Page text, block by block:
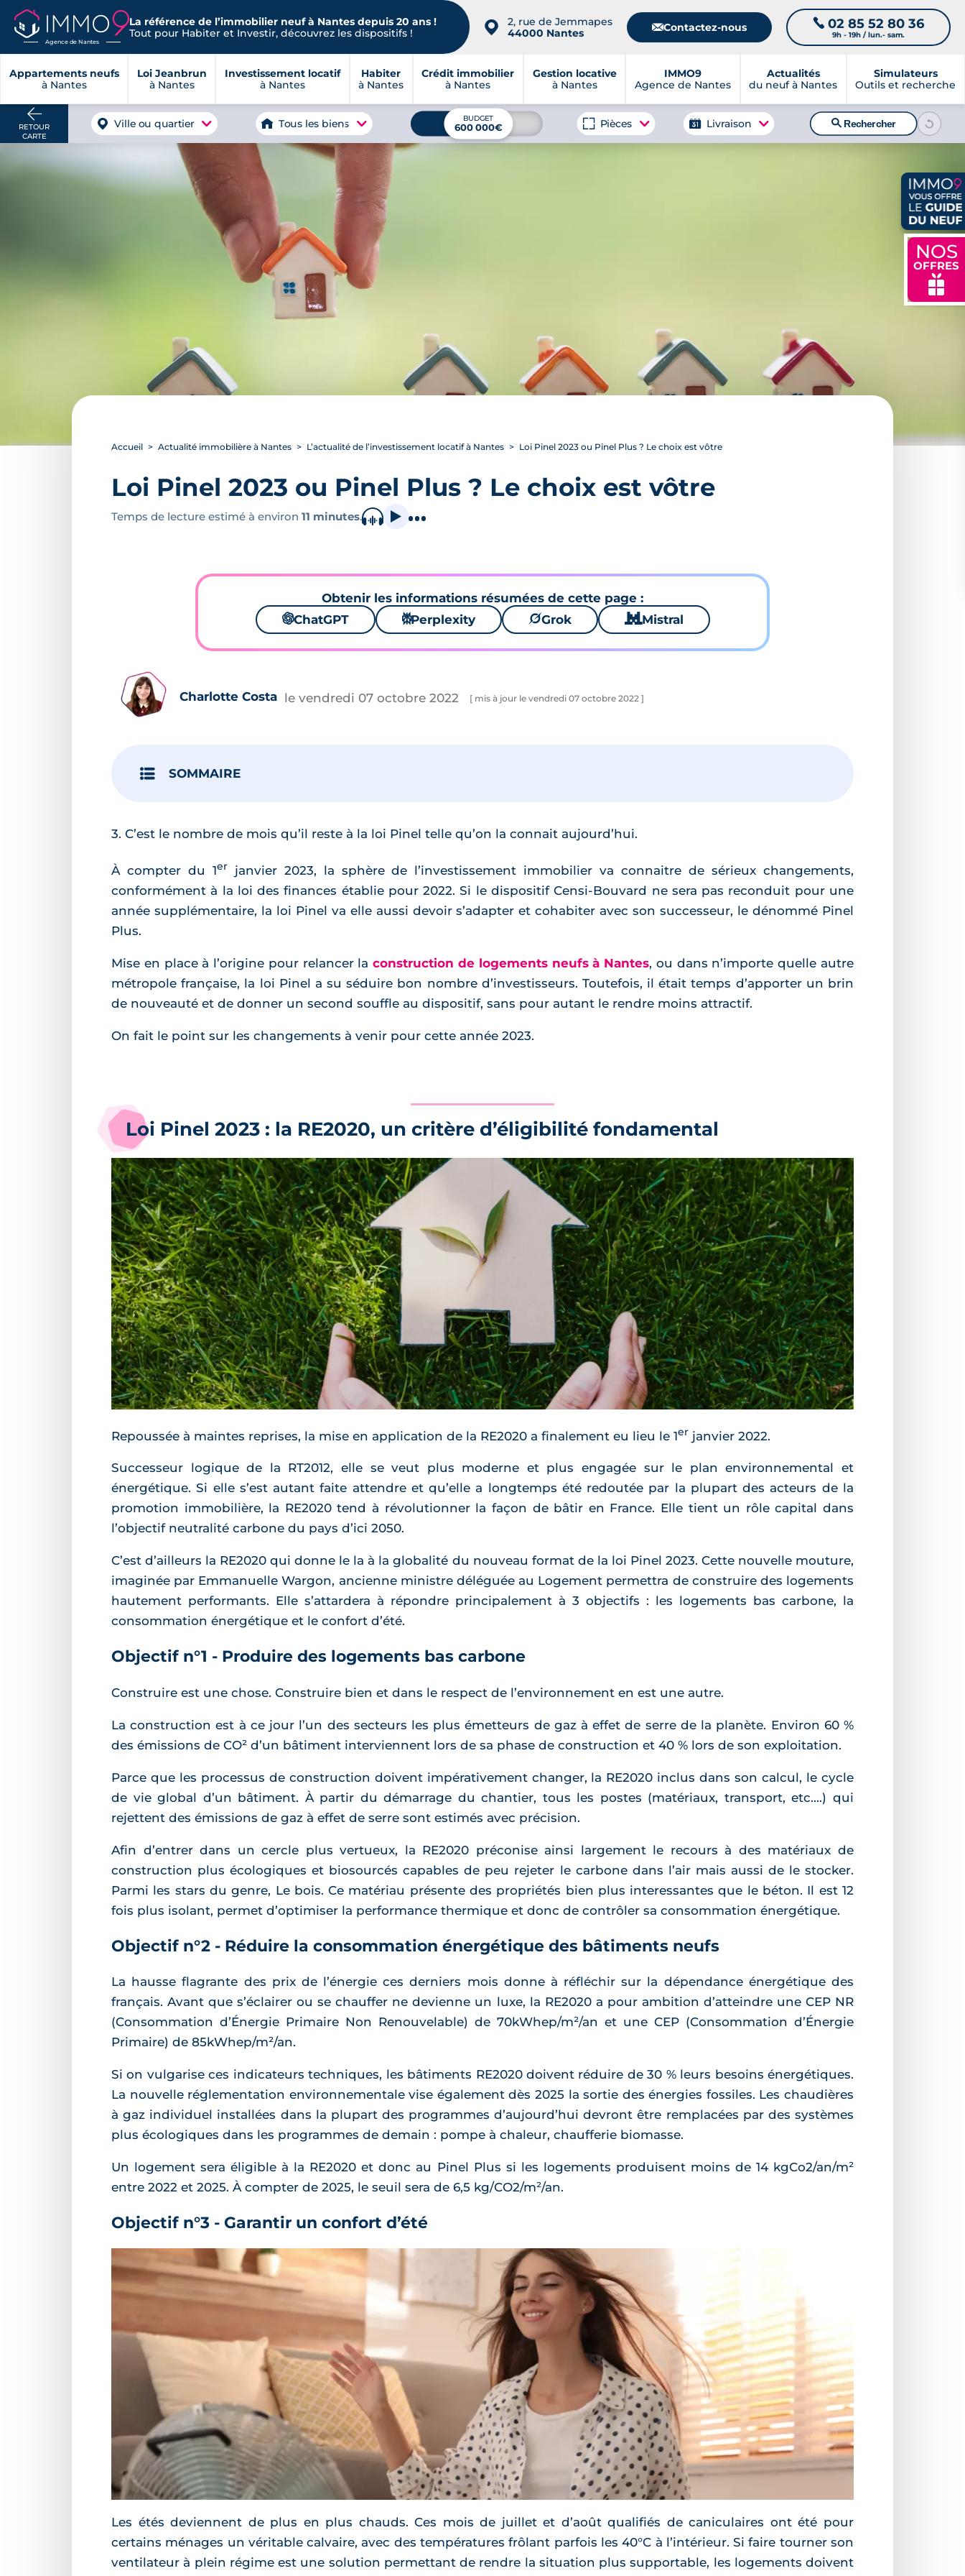
Agence de Nantes
La référence de l’immobilier neuf à Nantes depuis 20 ans !
Tout pour Habiter et Investir, découvrez les dispositifs !
📍
2, rue de Jemmapes
44000 Nantes
📧Contactez-nous 📞 02 85 52 80 36
9h - 19h / lun.- sam.
Appartements neufs
à Nantes
Loi Jeanbrun
à Nantes
Investissement locatif
à Nantes
Habiter
à Nantes
Crédit immobilier
à Nantes
Gestion locative
à Nantes
IMMO9
Agence de Nantes
Actualités
du neuf à Nantes
Simulateurs
Outils et recherche
NOS
OFFRES
🎁
RETOUR
CARTE
Ville ou quartier Tous les biens BUDGET
600 000€ Pièces Livraison 🔍Rechercher
Accueil Actualité immobilière à Nantes L’actualité de l’investissement locatif à Nantes Loi Pinel 2023 ou Pinel Plus ? Le choix est vôtre
Loi Pinel 2023 ou Pinel Plus ? Le choix est vôtre
Temps de lecture estimé à environ 11 minutes.
Obtenir les informations résumées de cette page :
🌌ChatGPT ⚙Perplexity 🪐Grok 🐱 Mistral
Charlotte Costa le vendredi 07 octobre 2022 [ mis à jour le vendredi 07 octobre 2022 ]
SOMMAIRE
3. C’est le nombre de mois qu’il reste à la loi Pinel telle qu’on la connait aujourd’hui.
À compter du 1erjanvier 2023, la sphère de l’investissement immobilier va connaitre de sérieux changements,
conformément à la loi des finances établie pour 2022. Si le dispositif Censi-Bouvard ne sera pas reconduit pour une
année supplémentaire, la loi Pinel va elle aussi devoir s’adapter et cohabiter avec son successeur, le dénommé Pinel
Plus.
Mise en place à l’origine pour relancer laconstruction de logements neufs à Nantes, ou dans n’importe quelle autre
métropole française, la loi Pinel a su séduire bon nombre d’investisseurs. Toutefois, il était temps d’apporter un brin
de nouveauté et de donner un second souffle au dispositif, sans pour autant le rendre moins attractif.
On fait le point sur les changements à venir pour cette année 2023.
Loi Pinel 2023 : la RE2020, un critère d’éligibilité fondamental
Repoussée à maintes reprises, la mise en application de la RE2020 a finalement eu lieu le 1er janvier 2022.
Successeur logique de la RT2012, elle se veut plus moderne et plus engagée sur le plan environnemental et
énergétique. Si elle s’est autant faite attendre et qu’elle a longtemps été redoutée par la plupart des acteurs de la
promotion immobilière, la RE2020 tend à révolutionner la façon de bâtir en France. Elle tient un rôle capital dans
l’objectif neutralité carbone du pays d’ici 2050.
C’est d’ailleurs la RE2020 qui donne le la à la globalité du nouveau format de la loi Pinel 2023. Cette nouvelle mouture,
imaginée par Emmanuelle Wargon, ancienne ministre déléguée au Logement permettra de construire des logements
hautement performants. Elle s’attardera à répondre principalement à 3 objectifs : les logements bas carbone, la
consommation énergétique et le confort d’été.
Objectif n°1 - Produire des logements bas carbone
Construire est une chose. Construire bien et dans le respect de l’environnement en est une autre.
La construction est à ce jour l’un des secteurs les plus émetteurs de gaz à effet de serre de la planète. Environ 60 %
des émissions de CO² d’un bâtiment interviennent lors de sa phase de construction et 40 % lors de son exploitation.
Parce que les processus de construction doivent impérativement changer, la RE2020 inclus dans son calcul, le cycle
de vie global d’un bâtiment. À partir du démarrage du chantier, tous les postes (matériaux, transport, etc.…) qui
rejettent des émissions de gaz à effet de serre sont estimés avec précision.
Afin d’entrer dans un cercle plus vertueux, la RE2020 préconise ainsi largement le recours à des matériaux de
construction plus écologiques et biosourcés capables de peu rejeter le carbone dans l’air mais aussi de le stocker.
Parmi les stars du genre, Le bois. Ce matériau présente des propriétés bien plus interessantes que le béton. Il est 12
fois plus isolant, permet d’optimiser la performance thermique et donc de contrôler sa consommation énergétique.
Objectif n°2 - Réduire la consommation énergétique des bâtiments neufs
La hausse flagrante des prix de l’énergie ces derniers mois donne à réfléchir sur la dépendance énergétique des
français. Avant que s’éclairer ou se chauffer ne devienne un luxe, la RE2020 a pour ambition d’atteindre une CEP NR
(Consommation d’Énergie Primaire Non Renouvelable) de 70kWhep/m²/an et une CEP (Consommation d’Énergie
Primaire) de 85kWhep/m²/an.
Si on vulgarise ces indicateurs techniques, les bâtiments RE2020 doivent réduire de 30 % leurs besoins énergétiques.
La nouvelle réglementation environnementale vise également dès 2025 la sortie des énergies fossiles. Les chaudières
à gaz individuel installées dans la plupart des programmes d’aujourd’hui devront être remplacées par des systèmes
plus écologiques dans les programmes de demain : pompe à chaleur, chaufferie biomasse.
Un logement sera éligible à la RE2020 et donc au Pinel Plus si les logements produisent moins de 14 kgCo2/an/m²
entre 2022 et 2025. À compter de 2025, le seuil sera de 6,5 kg/CO2/m²/an.
Objectif n°3 - Garantir un confort d’été
Les étés deviennent de plus en plus chauds. Ces mois de juillet et d’août qualifiés de caniculaires ont été pour
certains ménages un véritable calvaire, avec des températures frôlant parfois les 40°C à l’intérieur. Si faire tourner son
ventilateur à plein régime est une solution permettant de rendre la situation plus supportable, les logements doivent